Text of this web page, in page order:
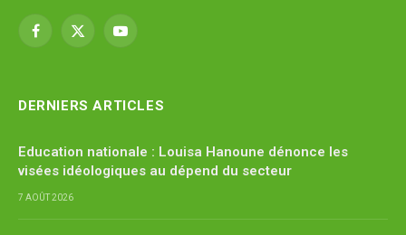
Facebook
X
YouTube
DERNIERS ARTICLES
Education nationale : Louisa Hanoune dénonce les
visées idéologiques au dépend du secteur
7 AOÛT 2026